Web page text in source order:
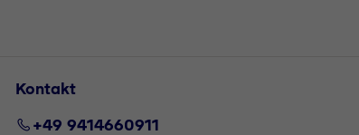
Kontakt
+49 9414660911